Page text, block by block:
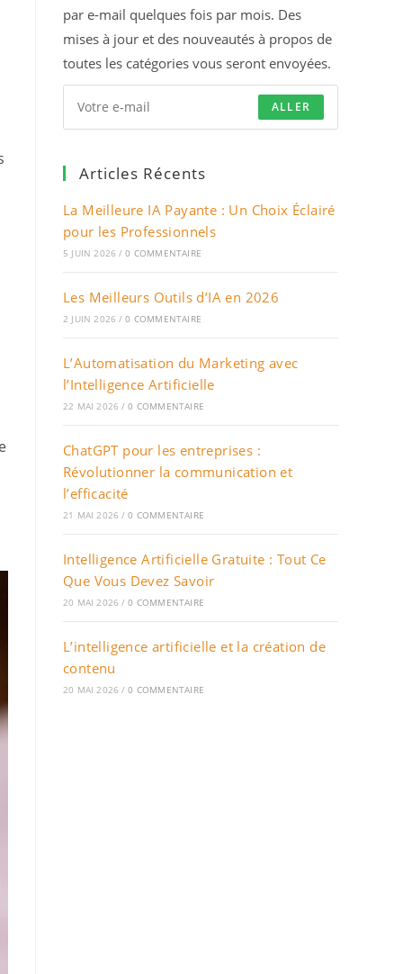
par e-mail quelques fois par mois. Des
mises à jour et des nouveautés à propos de
toutes les catégories vous seront envoyées.
ALLER
Articles Récents
La Meilleure IA Payante : Un Choix Éclairé
pour les Professionnels
5 JUIN 2026 / 0 COMMENTAIRE
Les Meilleurs Outils d’IA en 2026
2 JUIN 2026 / 0 COMMENTAIRE
L’Automatisation du Marketing avec
l’Intelligence Artificielle
22 MAI 2026 / 0 COMMENTAIRE
ChatGPT pour les entreprises :
Révolutionner la communication et
l’efficacité
21 MAI 2026 / 0 COMMENTAIRE
Intelligence Artificielle Gratuite : Tout Ce
Que Vous Devez Savoir
20 MAI 2026 / 0 COMMENTAIRE
L’intelligence artificielle et la création de
contenu
20 MAI 2026 / 0 COMMENTAIRE